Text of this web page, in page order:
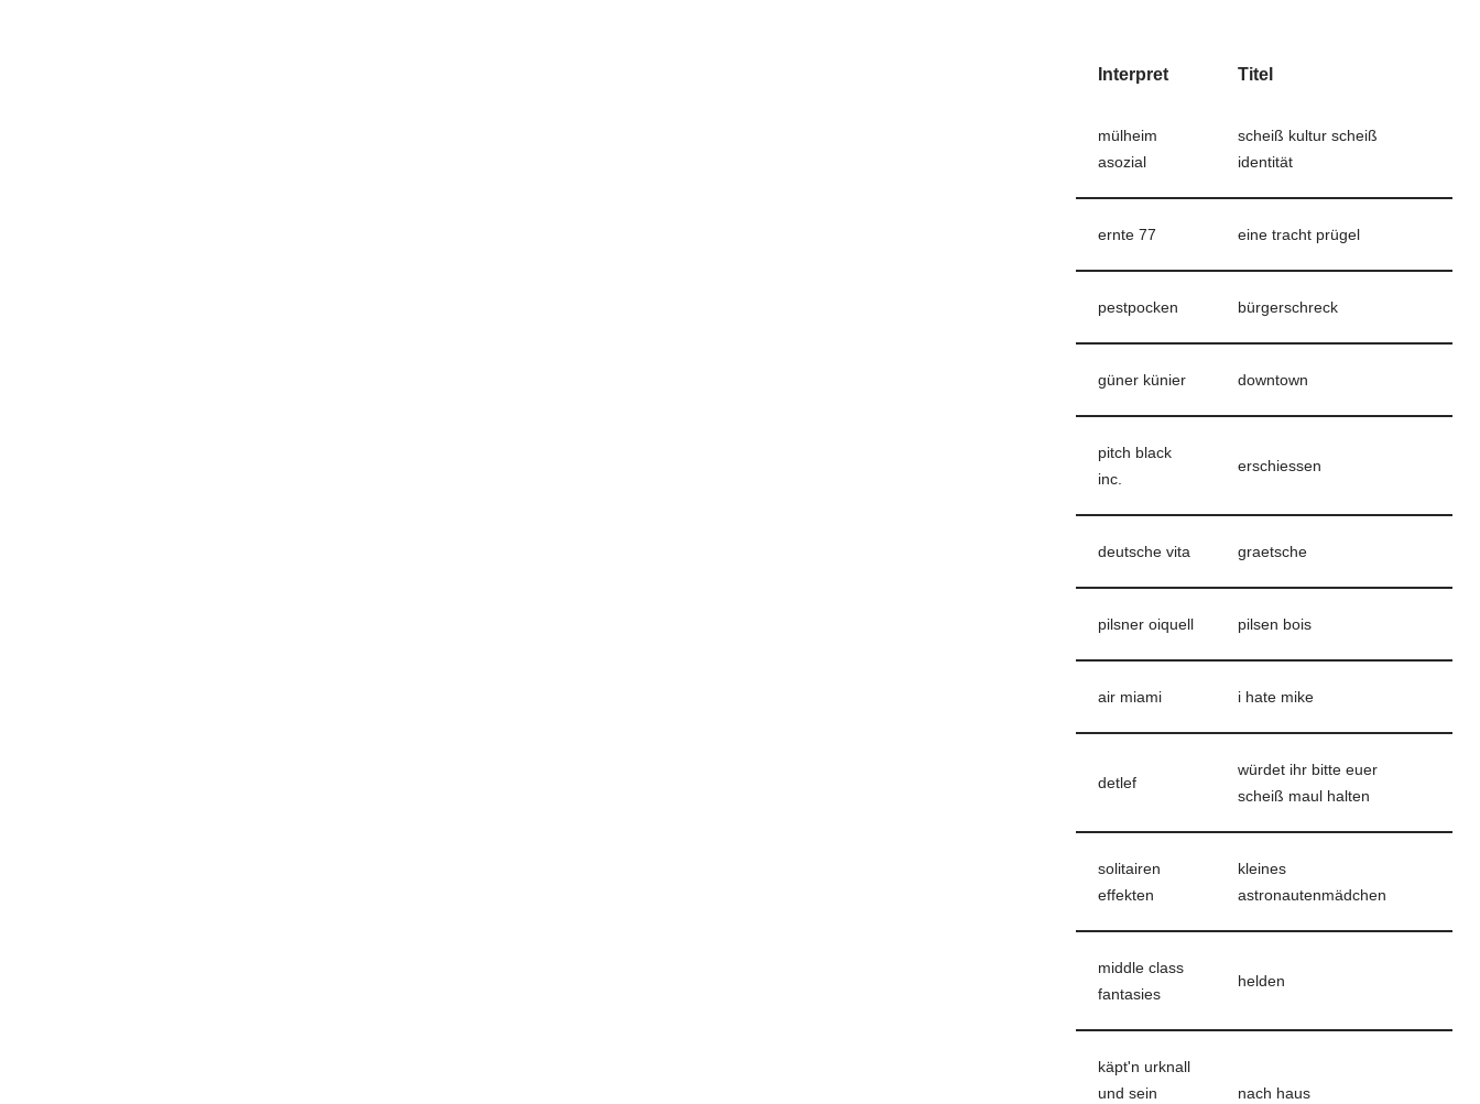
Interpret Titel
mülheim
asozial
scheiß kultur scheiß
identität
ernte 77 eine tracht prügel
pestpocken bürgerschreck
güner künier downtown
pitch black
inc.
erschiessen
deutsche vita graetsche
pilsner oiquell pilsen bois
air miami i hate mike
detlef
würdet ihr bitte euer
scheiß maul halten
solitairen
effekten
kleines
astronautenmädchen
middle class
fantasies
helden
käpt'n urknall
und sein
nach haus